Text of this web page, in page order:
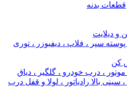
قطعات بدنه
و دیلایت
سپر ، فلاپ ، دیفیوزر ، توری
کن
، درب خودرو ، گلگیر ، دیاق
بالا رادیاتور ، لولا و قفل درب